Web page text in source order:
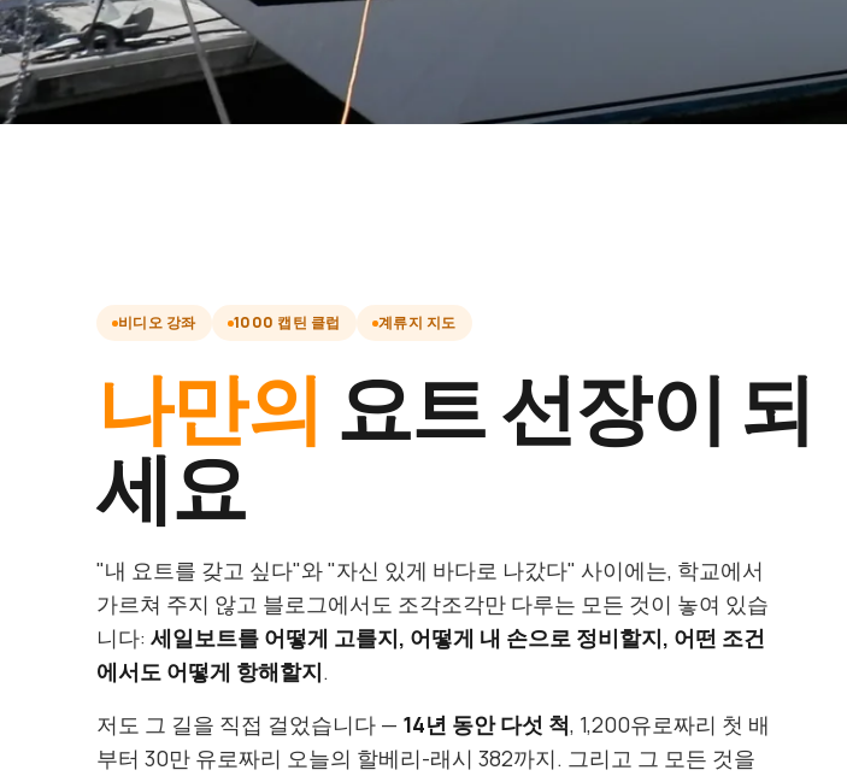
비디오 강좌 1000 캡틴 클럽 계류지 지도
나만의 요트 선장이 되
세요
"내 요트를 갖고 싶다"와 "자신 있게 바다로 나갔다" 사이에는, 학교에서
가르쳐 주지 않고 블로그에서도 조각조각만 다루는 모든 것이 놓여 있습
니다: 세일보트를 어떻게 고를지, 어떻게 내 손으로 정비할지, 어떤 조건
에서도 어떻게 항해할지.
저도 그 길을 직접 걸었습니다 — 14년 동안 다섯 척, 1,200유로짜리 첫 배
부터 30만 유로짜리 오늘의 할베리-래시 382까지. 그리고 그 모든 것을